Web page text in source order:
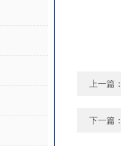
上一篇
下一篇